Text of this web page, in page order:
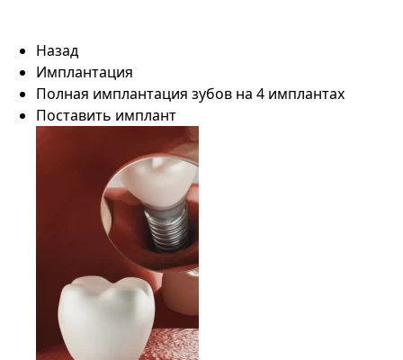
Назад
Имплантация
Полная имплантация зубов на 4 имплантах
Поставить имплант